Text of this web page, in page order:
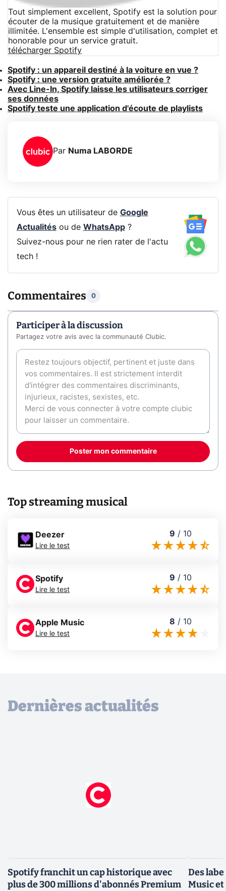
Tout simplement excellent, Spotify est la solution pour
écouter de la musique gratuitement et de manière
illimitée. L'ensemble est simple d'utilisation, complet et
honorable pour un service gratuit.
télécharger Spotify
Spotify : un appareil destiné à la voiture en vue ?
Spotify : une version gratuite améliorée ?
Avec Line-In, Spotify laisse les utilisateurs corriger
ses données
Spotify teste une application d'écoute de playlists
Par Numa LABORDE
Vous êtes un utilisateur de Google
Actualitésou de WhatsApp?
Suivez-nous pour ne rien rater de l'actu
tech !
Commentaires 0
Participer à la discussion
Partagez votre avis avec la communauté Clubic.
Poster mon commentaire
Top streaming musical
Deezer
Lire le test
9 / 10
Spotify
Lire le test
9 / 10
Apple Music
Lire le test
8 / 10
Dernières actualités
Spotify franchit un cap historique avec
plus de 300 millions d'abonnés Premium
Des
Music